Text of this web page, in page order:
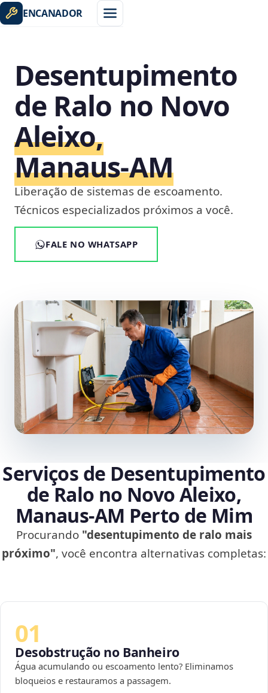
ENCANADOR
Desentupimento
de Ralo no Novo
Aleixo,
Manaus‑AM
Liberação de sistemas de escoamento.
Técnicos especializados próximos a você.
FALE NO WHATSAPP
Serviços de Desentupimento
de Ralo no Novo Aleixo,
Manaus‑AM Perto de Mim
Procurando "desentupimento de ralo mais
próximo", você encontra alternativas completas:
01
Desobstrução no Banheiro
Água acumulando ou escoamento lento? Eliminamos
bloqueios e restauramos a passagem.